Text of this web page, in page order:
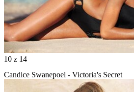
10 z 14
Candice Swanepoel - Victoria's Secret